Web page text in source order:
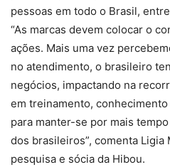
pessoas em todo o Brasil,
“As marcas devem colocar o
ações. Mais uma vez
no atendimento, o brasileiro
negócios, impactando na
em treinamento,
para manter-se por mais
dos brasileiros”, comenta
pesquisa e sócia da Hibou.